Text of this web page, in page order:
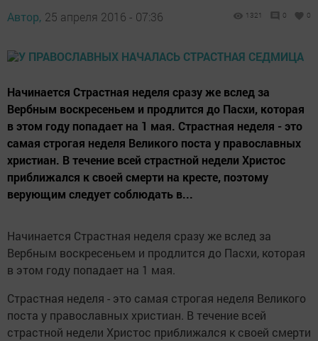
Автор, 25 апреля 2016 - 07:36 1321 0 0
Начинается Страстная неделя сразу же вслед за
Вербным воскресеньем и продлится до Пасхи, которая
в этом году попадает на 1 мая. Страстная неделя - это
самая строгая неделя Великого поста у православных
христиан. В течение всей страстной недели Христос
приближался к своей смерти на кресте, поэтому
верующим следует соблюдать в...
Начинается Страстная неделя сразу же вслед за
Вербным воскресеньем и продлится до Пасхи, которая
в этом году попадает на 1 мая.
Страстная неделя - это самая строгая неделя Великого
поста у православных христиан. В течение всей
страстной недели Христос приближался к своей смерти